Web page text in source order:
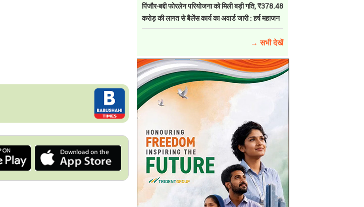
पिंजौर-बद्दी फोरलेन परियोजना को मिली बड़ी गति, ₹378.48
करोड़ की लागत से बैलेंस कार्य का अवार्ड जारी : हर्ष महाजन
→ सभी देखें